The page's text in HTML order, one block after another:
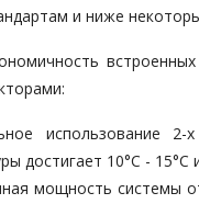
и ниже
встроенных
использование
достигает 10°С - 15°С
мощность системы